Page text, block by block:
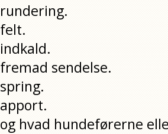
rundering.
felt.
indkald.
fremad sendelse.
spring.
apport.
og hvad hundeførerne